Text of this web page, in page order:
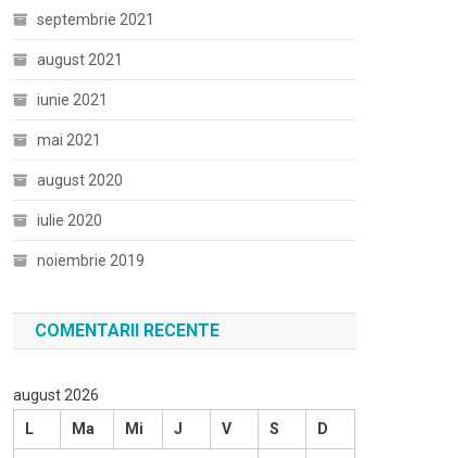
septembrie 2021
august 2021
iunie 2021
mai 2021
august 2020
iulie 2020
noiembrie 2019
COMENTARII RECENTE
august 2026
L
Ma Mi J V S D